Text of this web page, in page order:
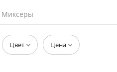
Миксеры
Цвет Цена